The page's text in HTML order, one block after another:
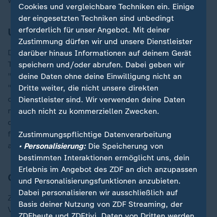
Ukraine-Krieg
Die Länder wollen laut dem US-Präsidenten beim
ThemaUkraine-Kriegstärker "zusammenarbeiten".
"Wir haben lange darüber gesprochen", sagte Trump.
"Wir werden beide zusammenarbeiten, um zu sehen,
ob wir etwas schaffen", erklärte er auf dem Rückflug
nach Washington. Laut Trump waren sich beide einig,
dass Russland und die Ukraine in einem Kampf
festhingen. "Er wird uns helfen", sagte Trump in Bezug
auf Xi.
China will bei TikTok unterstützen
Zum Thema Verkauf des US-Geschäfts der
Videoplattform TikTokgab es nur Aussagen von
Cookies und vergleichbare Techniken ein. Einige
der eingesetzten Techniken sind unbedingt
erforderlich für unser Angebot. Mit deiner
Zustimmung dürfen wir und unsere Dienstleister
darüber hinaus Informationen auf deinem Gerät
speichern und/oder abrufen. Dabei geben wir
deine Daten ohne deine Einwilligung nicht an
Dritte weiter, die nicht unsere direkten
Dienstleister sind. Wir verwenden deine Daten
auch nicht zu kommerziellen Zwecken.
Zustimmungspflichtige Datenverarbeitung
• Personalisierung:Die Speicherung von
bestimmten Interaktionen ermöglicht uns, dein
Erlebnis im Angebot des ZDF an dich anzupassen
und Personalisierungsfunktionen anzubieten.
Dabei personalisieren wir ausschließlich auf
Basis deiner Nutzung von ZDF Streaming, der